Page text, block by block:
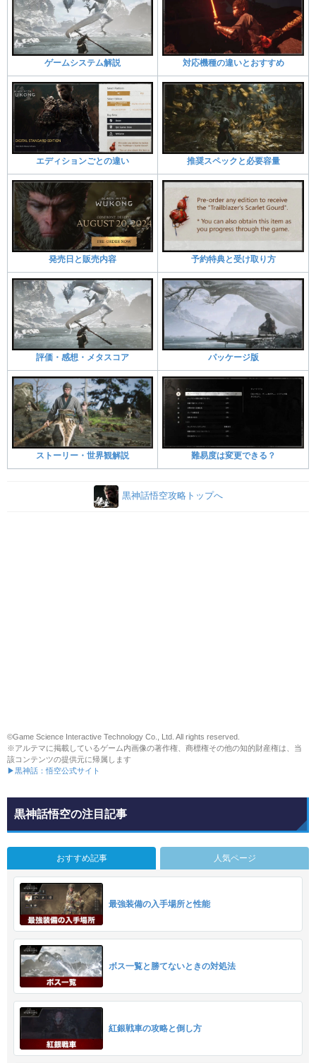
ゲームシステム解説 対応機種の違いとおすすめ
エディションごとの違い 推奨スペックと必要容量
発売日と販売内容 予約特典と受け取り方
評価・感想・メタスコア パッケージ版
ストーリー・世界観解説 難易度は変更できる？
黒神話悟空攻略トップへ
©Game Science Interactive Technology Co., Ltd. All rights reserved.
※アルテマに掲載しているゲーム内画像の著作権、商標権その他の知的財産権は、当
該コンテンツの提供元に帰属します
▶黒神話：悟空公式サイト
黒神話悟空の注目記事
おすすめ記事 人気ページ
最強装備の入手場所と性能
ボス一覧と勝てないときの対処法
紅銀戦車の攻略と倒し方